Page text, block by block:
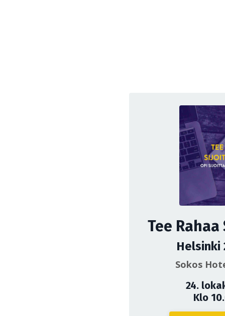
Tee
Helsinki
Sokos
24.
Klo